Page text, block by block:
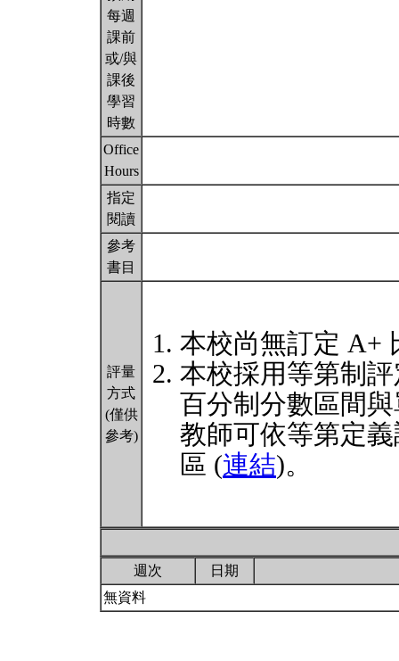
每週
課前
或/與
課後
學習
時數
Office
Hours
指定
閱讀
參考
書目
評量
方式
(僅供
參考)
本校尚無訂定 A+
本校採用等第制
百分制分數區間
教師可依等第定
區 (連結)。
週次
日期
無資料